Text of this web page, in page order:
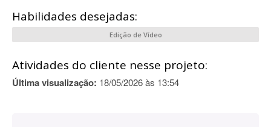
Habilidades desejadas:
Edição de Vídeo
Atividades do cliente nesse projeto:
Última visualização: 18/05/2026 às 13:54